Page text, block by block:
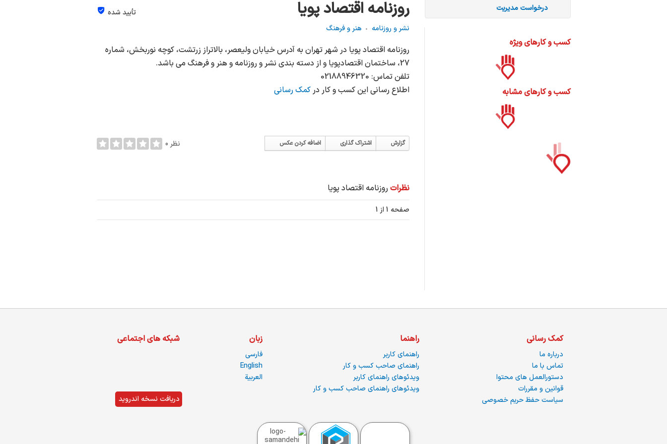
روزنامه اقتصاد پويا
تأیید شده
نشر و روزنامه
هنر و فرهنگ
روزنامه اقتصاد پويا در شهر تهران به آدرس خیابان وليعصر، بالاتراز زرتشت، كوچه نوربخش، شماره
27، ساختمان اقتصادپويا و از دسته بندی نشر و روزنامه و هنر و فرهنگ می باشد.
تلفن تماس: 02188946320
اطلاع رسانی این کسب و کار درکمک رسانی
اضافه کردن عکس اشتراک گذاری گزارش 0 نظر
نظرات روزنامه اقتصاد پويا
صفحه 1 از 1
درخواست مدیریت
کسب و کارهای ویژه
کسب و کارهای مشابه
کمک رسانی
درباره ما
تماس با ما
دستورالعمل های محتوا
قوانین و مقررات
سیاست حفظ حریم خصوصی
راهنما
راهنمای کاربر
راهنمای صاحب کسب و کار
ویدئوهای راهنمای کاربر
ویدئوهای راهنمای صاحب کسب و کار
زبان
فارسی
English
العربية
شبکه های اجتماعی
دریافت نسخه اندروید